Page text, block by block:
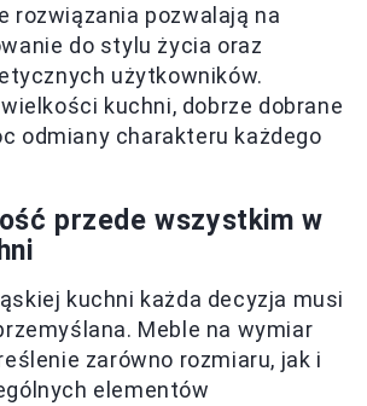
rozwiązania pozwalają na
do stylu życia oraz
użytkowników.
kuchni, dobrze dobrane
odmiany charakteru każdego
przede wszystkim w
kuchni każda decyzja musi
Meble na wymiar
zarówno rozmiaru, jak i
elementów